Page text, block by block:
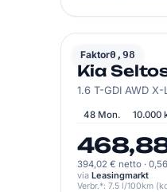
Faktor0,98
KIA
Kia
1.6 T-GDI AWD X-
48 Mon. 10.000
394,02 € netto ·
via Leasingmarkt
Verbr.*: 7.5 l/100km